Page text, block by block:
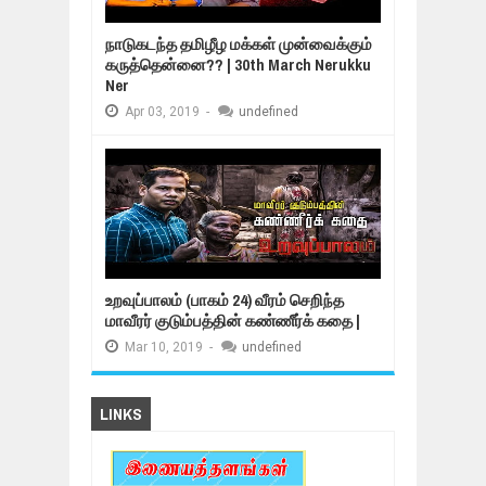
நாடுகடந்த தமிழீழ மக்கள் முன்வைக்கும்
கருத்தென்னை?? | 30th March Nerukku
Ner
Apr 03, 2019 - undefined
உறவுப்பாலம் (பாகம் 24) வீரம் செறிந்த
மாவீரர் குடும்பத்தின் கண்ணீர்க் கதை |
Mar 10, 2019 - undefined
LINKS